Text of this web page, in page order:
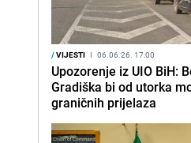
/VIJESTI I 06.06.26. 17:00
Upozorenje iz UIO BiH:
Gradiška bi od utorka
graničnih prijelaza